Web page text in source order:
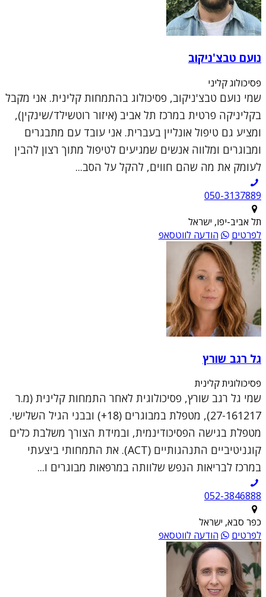
נועם טבצ'ניקוב
פסיכולוג קליני
שמי נועם טבצ'ניקוב, פסיכולוג בהתמחות קלינית. אני מקבל
בקליניקה פרטית במרכז תל אביב (איזור רוטשילד/שינקין),
ומציע גם טיפול אונליין בעברית. אני עובד עם מתבגרים
ומבוגרים ומלווה אנשים שמגיעים לטיפול מתוך רצון להבין
לעומק את מה שהם חווים, להקל על הסב...
050-3137889
תל אביב-יפו, ישראל
לפרטים
הודעה לווטסאפ
גל רגב שורץ
פסיכולוגית קלינית
שמי גל רגב שורץ, פסיכולוגית לאחר התמחות קלינית (מ.ר
27-161217), מטפלת במבוגרים (18+) ובבני הגיל השלישי.
מטפלת בגישה הפסיכודינמית, ובמידת הצורך משלבת כלים
קוגניטיביים התנהגותיים (ACT). את התמחותי ביצעתי
במרכז לבריאות הנפש שלוותה במרפאות מבוגרים ו...
052-3846888
כפר סבא, ישראל
לפרטים
הודעה לווטסאפ